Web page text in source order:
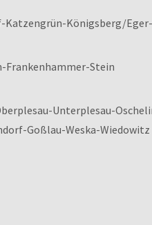
Katzengrün-Königsberg/
Frankenhammer-Stein
Unterplesau-
Goßlau-Weska-Wiedowitz